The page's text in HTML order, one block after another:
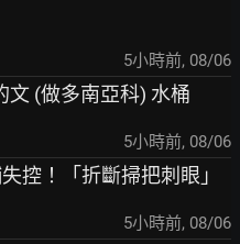
5小時前, 08/06
文 (做多南亞科) 水桶
5小時前, 08/06
控！「折斷掃把刺眼」
5小時前, 08/06